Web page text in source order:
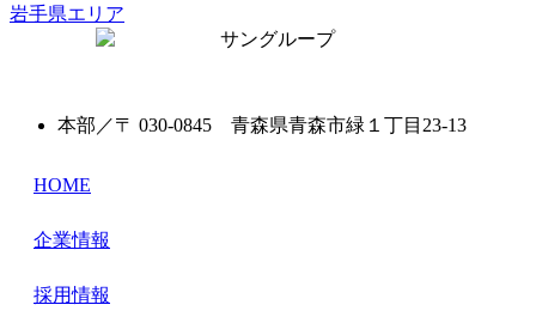
岩手県エリア
本部／〒 030-0845 青森県青森市緑１丁目23-13
HOME
企業情報
採用情報